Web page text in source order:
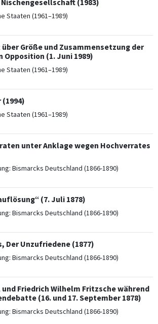
(1983)
Staaten (1961–1989)
Größe und Zusammensetzung der
(1. Juni 1989)
Staaten (1961–1989)
Staaten (1961–1989)
unter Anklage wegen Hochverrates
Bismarcks Deutschland (1866-1890)
(7. Juli 1878)
Bismarcks Deutschland (1866-1890)
Der Unzufriedene (1877)
Bismarcks Deutschland (1866-1890)
Friedrich Wilhelm Fritzsche während
(16. und 17. September 1878)
Bismarcks Deutschland (1866-1890)